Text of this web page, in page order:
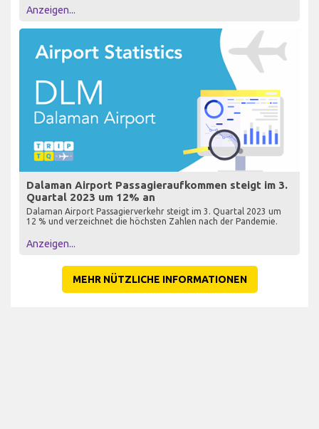
Anzeigen...
Dalaman Airport Passagieraufkommen steigt im 3.
Quartal 2023 um 12% an
Dalaman Airport Passagierverkehr steigt im 3. Quartal 2023 um
12 % und verzeichnet die höchsten Zahlen nach der Pandemie.
Anzeigen...
MEHR NÜTZLICHE INFORMATIONEN